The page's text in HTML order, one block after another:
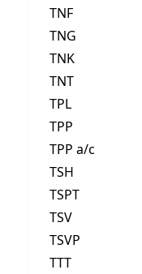
TNF
TNG
TNK
TNT
TPL
TPP
TPP a/c
TSH
TSPT
TSV
TSVP
TTT